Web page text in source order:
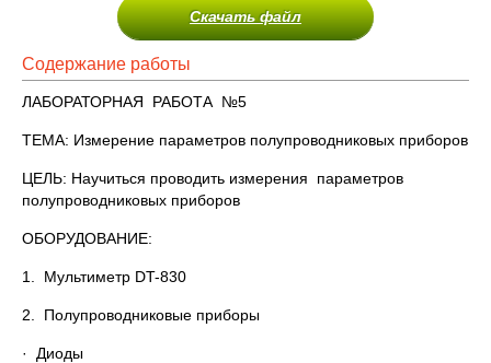
Скачать файл
Содержание работы
ЛАБОРАТОРНАЯ РАБОТА №5
ТЕМА: Измерение параметров полупроводниковых приборов
ЦЕЛЬ: Научиться проводить измерения параметров
полупроводниковых приборов
ОБОРУДОВАНИЕ:
1. Мультиметр DT-830
2. Полупроводниковые приборы
· Диоды